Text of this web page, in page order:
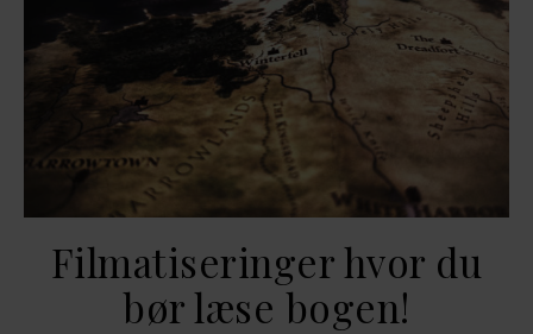
Filmatiseringer hvor du
bør læse bogen!